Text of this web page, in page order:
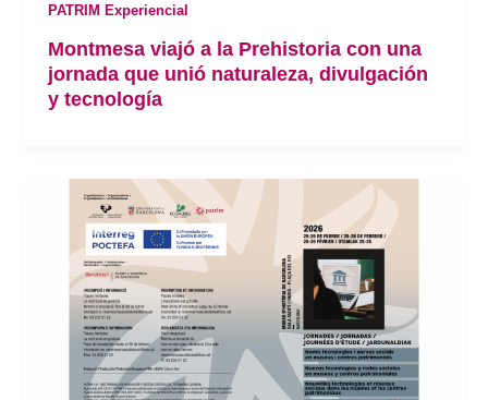
PATRIM Experiencial
Montmesa viajó a la Prehistoria con una
jornada que unió naturaleza, divulgación
y tecnología